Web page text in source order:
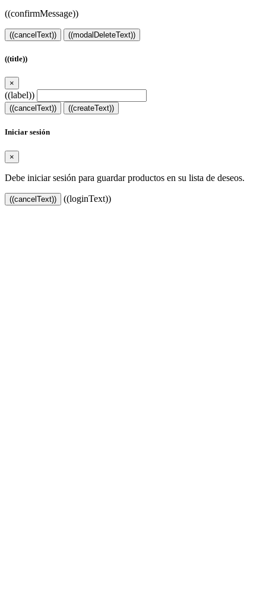
((confirmMessage))
((cancelText)) ((modalDeleteText))
((title))
×
((label))
((cancelText)) ((createText))
Iniciar sesión
×
Debe iniciar sesión para guardar productos en su lista de deseos.
((cancelText)) ((loginText))